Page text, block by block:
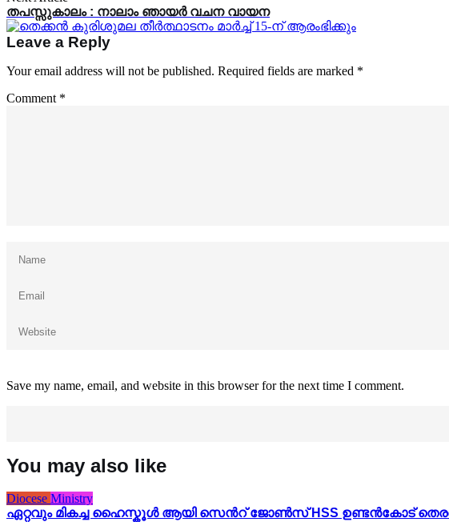
തപസ്സുകാലം : നാലാം ഞായർ വചന വായന
Leave a Reply
Your email address will not be published. Required fields are marked *
Comment *
Save my name, email, and website in this browser for the next time I comment.
You may also like
Diocese Ministry
ഏറ്റവും മികച്ച ഹൈസ്കൂൾ ആയി സെൻറ് ജോൺസ് HSS ഉണ്ടൻകോട്